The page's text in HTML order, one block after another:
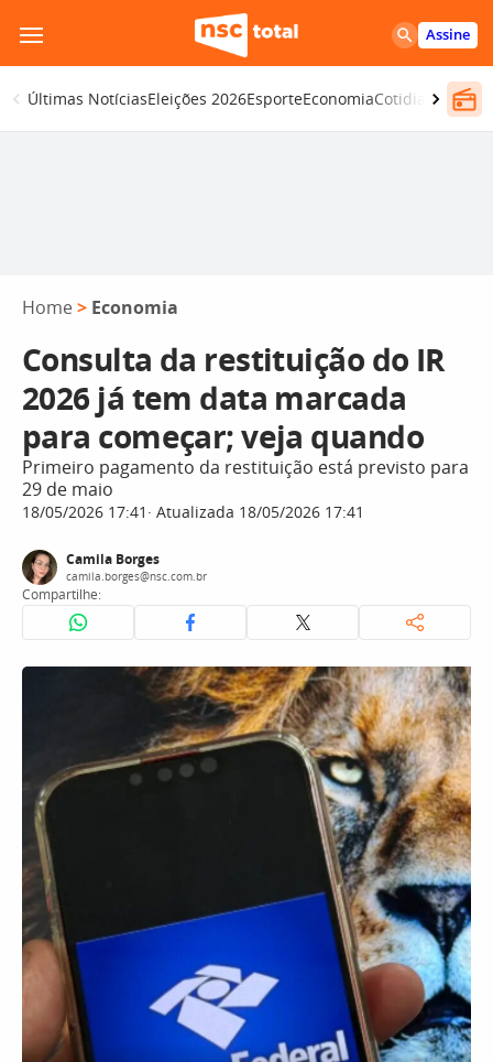
para
o
conteúdo
Assine
Últimas NotíciasEleições 2026EsporteEconomiaCotidiano
Home > Economia
Consulta da restituição do IR
2026 já tem data marcada
para começar; veja quando
Primeiro pagamento da restituição está previsto para
29 de maio
18/05/2026 17:41 Atualizada 18/05/2026 17:41
Camila Borges
camila.borges@nsc.com.br
Compartilhe: